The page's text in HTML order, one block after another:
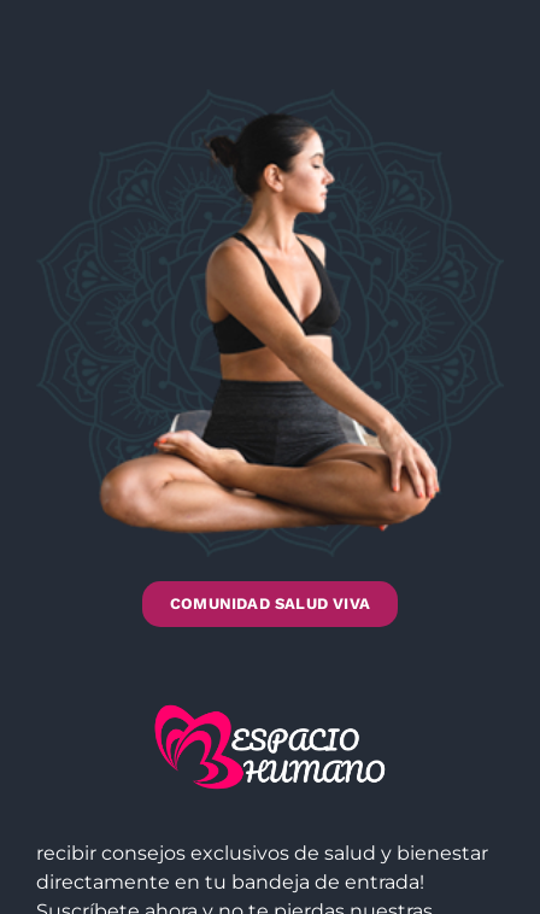
COMUNIDAD SALUD VIVA
recibir consejos exclusivos de salud y bienestar
directamente en tu bandeja de entrada!